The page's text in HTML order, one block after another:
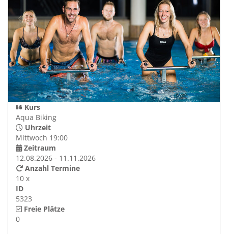
Kurs
Aqua Biking
Uhrzeit
Mittwoch 19:00
Zeitraum
12.08.2026 - 11.11.2026
Anzahl Termine
10 x
ID
5323
Freie Plätze
0